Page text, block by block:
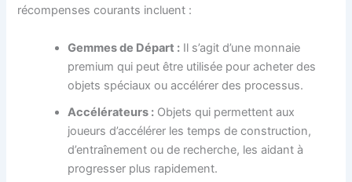
récompenses courants incluent :
Gemmes de Départ : Il s’agit d’une monnaie
premium qui peut être utilisée pour acheter des
objets spéciaux ou accélérer des processus.
Accélérateurs : Objets qui permettent aux
joueurs d’accélérer les temps de construction,
d’entraînement ou de recherche, les aidant à
progresser plus rapidement.